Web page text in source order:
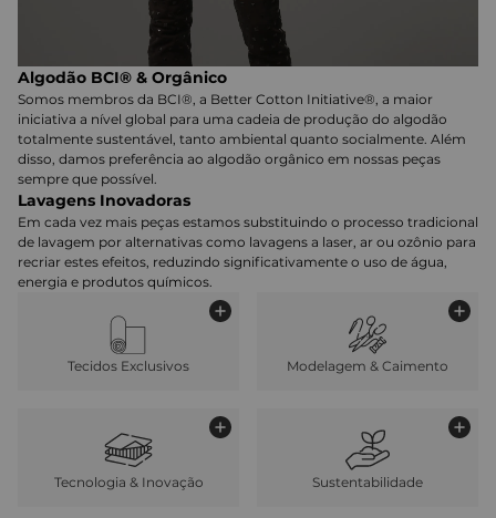
Algodão BCI® & Orgânico
Somos membros da BCI®, a Better Cotton Initiative®, a maior
iniciativa a nível global para uma cadeia de produção do algodão
totalmente sustentável, tanto ambiental quanto socialmente. Além
disso, damos preferência ao algodão orgânico em nossas peças
sempre que possível.
Lavagens Inovadoras
Em cada vez mais peças estamos substituindo o processo tradicional
de lavagem por alternativas como lavagens a laser, ar ou ozônio para
recriar estes efeitos, reduzindo significativamente o uso de água,
energia e produtos químicos.
Tecidos Exclusivos Modelagem & Caimento
Tecnologia & Inovação Sustentabilidade